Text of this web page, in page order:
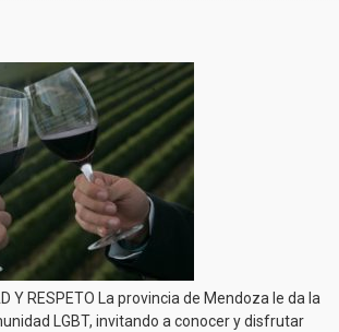
Y RESPETO La provincia de Mendoza le da la
LGBT, invitando a conocer y disfrutar